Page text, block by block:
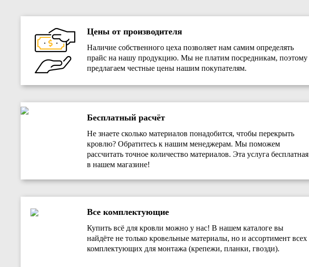
Цены от производителя
Наличие собственного цеха позволяет нам самим определять
прайс на нашу продукцию. Мы не платим посредникам, поэтому
предлагаем честные цены нашим покупателям.
Бесплатный расчёт
Не знаете сколько материалов понадобится, чтобы перекрыть
кровлю? Обратитесь к нашим менеджерам. Мы поможем
рассчитать точное количество материалов. Эта услуга бесплатная
в нашем магазине!
Все комплектующие
Купить всё для кровли можно у нас! В нашем каталоге вы
найдёте не только кровельные материалы, но и ассортимент всех
комплектующих для монтажа (крепежи, планки, гвозди).